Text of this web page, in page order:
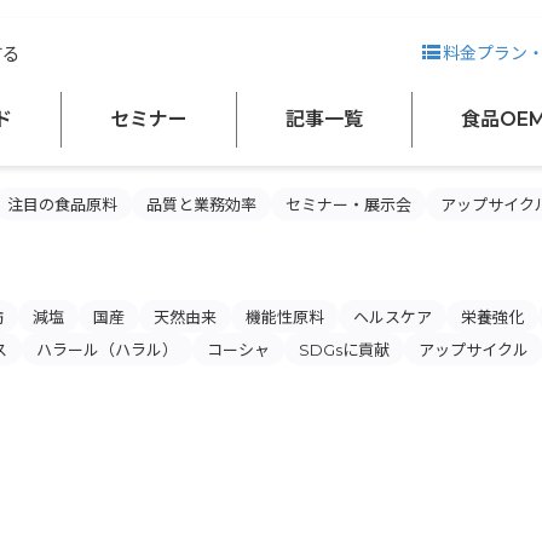
料金プラン
セミナー 記事一覧 食品
SDGsに貢献の記事一覧
注目の食品原料 品質と業務効率 セミナー・展示会 アップサイク
減塩 国産 天然由来 機能性原料 ヘルスケア
栄養強化
ハラール（ハラル） コーシャ SDGsに貢献 アップサイクル